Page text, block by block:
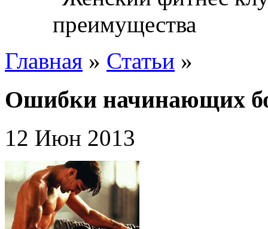
Главная » Статьи »
Ошибки начинающих
12 Июн 2013